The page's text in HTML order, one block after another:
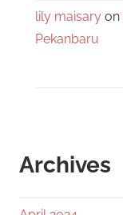
lily maisary on
Pekanbaru
Archives